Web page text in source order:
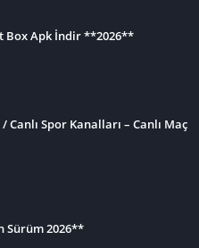
Box Apk İndir **2026**
Canlı Spor Kanalları – Canlı Maç
Sürüm 2026**